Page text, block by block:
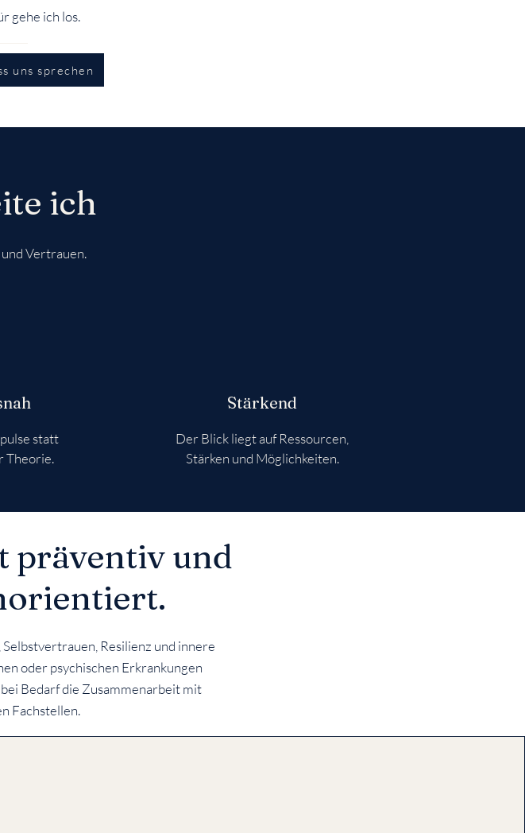
gehe ich los.
uns sprechen
ich
Vertrauen.
statt
Theorie.
Stärkend
Der Blick liegt auf Ressourcen,
Stärken und Möglichkeiten.
präventiv und
Resilienz und innere
oder psychischen Erkrankungen
Bedarf die Zusammenarbeit mit
Fachstellen.